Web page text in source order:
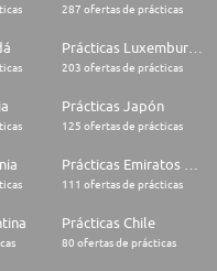
287 ofertas de prácticas
Prácticas Luxemburgo
203 ofertas de prácticas
Prácticas Japón
125 ofertas de prácticas
111 ofertas de prácticas
Prácticas Chile
80 ofertas de prácticas